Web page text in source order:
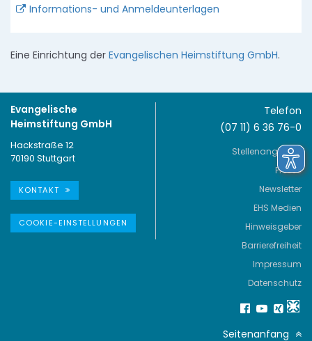
Informations- und Anmeldeunterlagen
Eine Einrichtung der Evangelischen Heimstiftung GmbH.
Evangelische
Heimstiftung GmbH
Hackstraße 12
70190 Stuttgart
KONTAKT
COOKIE-EINSTELLUNGEN
Telefon
(07 11) 6 36 76-0
Stellenangebote
Presse
Newsletter
EHS Medien
Hinweisgeber
Barrierefreiheit
Impressum
Datenschutz
Seitenanfang